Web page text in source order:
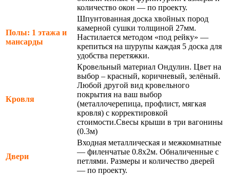
количество окон — по проекту.
Полы: 1 этажа и
мансарды
Шпунтованная доска хвойных пород
камерной сушки толщиной 27мм.
Настилается методом «под рейку» —
крепиться на шурупы каждая 5 доска для
удобства перетяжки.
Кровля
Кровельный материал Ондулин. Цвет на
выбор – красный, коричневый, зелёный.
Любой другой вид кровельного
покрытия на ваш выбор
(металлочерепица, профлист, мягкая
кровля) с корректировкой
стоимости.Свесы крыши в три вагонины
(0.3м)
Двери
Входная металлическая и межкомнатные
— филенчатые 0.8х2м. Обналиченные с
петлями. Размеры и количество дверей
— по проекту.